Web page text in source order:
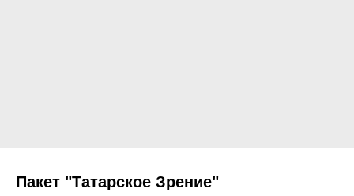
Пакет "Татарское Зрение"